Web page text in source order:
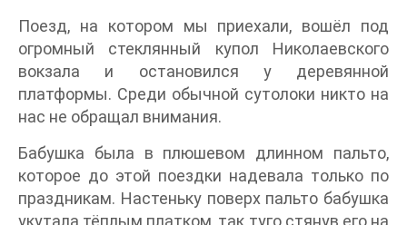
Поезд, на котором мы приехали, вошёл под
огромный стеклянный купол Николаевского
вокзала и остановился у деревянной
платформы. Среди обычной сутолоки никто на
нас не обращал внимания.
Бабушка была в плюшевом длинном пальто,
которое до этой поездки надевала только по
праздникам. Настеньку поверх пальто бабушка
укутала тёплым платком, так туго стянув его на